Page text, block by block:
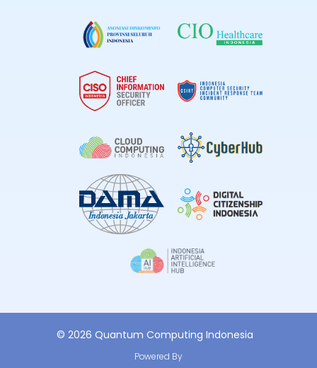
© 2026 Quantum Computing Indonesia
Powered By